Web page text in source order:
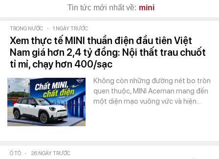
Tin tức mới nhất về: mini
TRONG NƯỚC - 1 NGÀY TRƯỚC
Xem thực tế MINI thuần điện đầu tiên Việt
Nam giá hơn 2,4 tỷ đồng: Nội thất trau chuốt
tỉ mỉ, chạy hơn 400/sạc
Không còn những đường nét bo tròn
quen thuộc, MINI Aceman mang đến
một diện mạo vuông vức và hiện…
Ô TÔ - 26 NGÀY TRƯỚC